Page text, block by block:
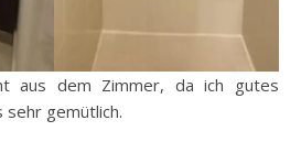
aus dem Zimmer, da ich gutes
gemütlich.